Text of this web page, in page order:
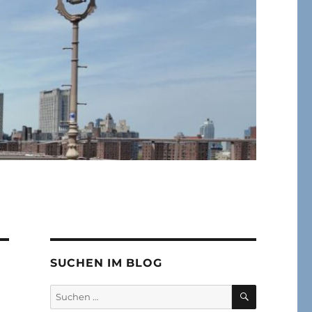
SUCHEN IM BLOG
Suchen
nach:
SUCHEN